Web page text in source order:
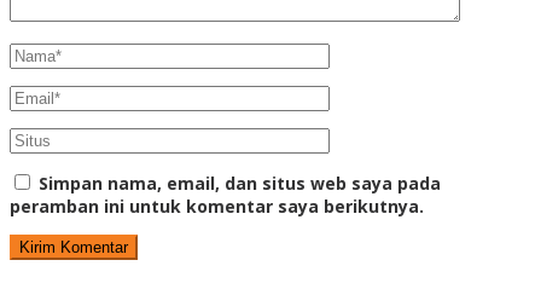
Simpan nama, email, dan situs web saya pada
peramban ini untuk komentar saya berikutnya.